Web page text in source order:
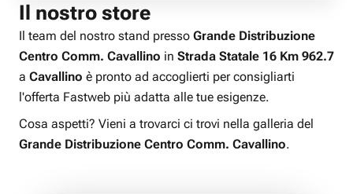
Il nostro store
Il team del nostro stand presso Grande Distribuzione
Centro Comm. Cavallino in Strada Statale 16 Km 962.7
a Cavallino è pronto ad accoglierti per consigliarti
l'offerta Fastweb più adatta alle tue esigenze.
Cosa aspetti? Vieni a trovarci ci trovi nella galleria del
Grande Distribuzione Centro Comm. Cavallino.